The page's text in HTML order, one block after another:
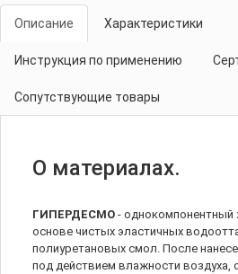
Описание Характеристики
Инструкция по применению
Сопутствующие товары
О материалах.
ГИПЕРДЕСМО - однокомпонентный
основе чистых эластичных
полиуретановых смол. После
под действием влажности воздуха,